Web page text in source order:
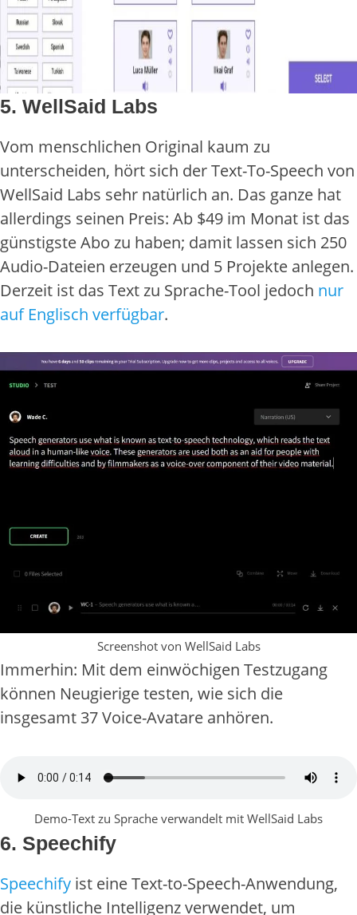
5. WellSaid Labs
Vom menschlichen Original kaum zu
unterscheiden, hört sich der Text-To-Speech von
WellSaid Labs sehr natürlich an. Das ganze hat
allerdings seinen Preis: Ab $49 im Monat ist das
günstigste Abo zu haben; damit lassen sich 250
Audio-Dateien erzeugen und 5 Projekte anlegen.
Derzeit ist das Text zu Sprache-Tool jedoch nur
auf Englisch verfügbar.
Screenshot von WellSaid Labs
Immerhin: Mit dem einwöchigen Testzugang
können Neugierige testen, wie sich die
insgesamt 37 Voice-Avatare anhören.
Demo-Text zu Sprache verwandelt mit WellSaid Labs
6. Speechify
Speechify ist eine Text-to-Speech-Anwendung,
die künstliche Intelligenz verwendet, um